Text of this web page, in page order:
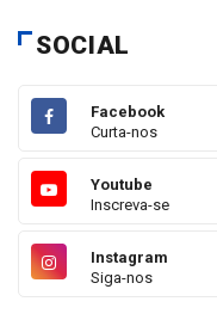
SOCIAL
Facebook
Curta-nos
Youtube
Inscreva-se
Instagram
Siga-nos